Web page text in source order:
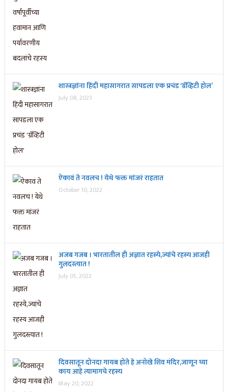
शास्त्रज्ञांना हिंदी महासागरात सापडला एक प्रचंड ‘ग्रॅव्हिटी होल’
July 08, 2023
ऐकावं ते नवलच ! येथे फक्त मांजरं राहतात
October 10, 2022
अजब गजब । भारतातील ही अज्ञात रहस्ये,ज्यांचे रहस्य आजही
गुलदस्त्यात !
July 05, 2022
दिवसातून दोनदा गायब होते हे अनोखे शिव मंदिर,जाणून घ्या
काय आहे त्यामागचे रहस्य
May 20, 2022